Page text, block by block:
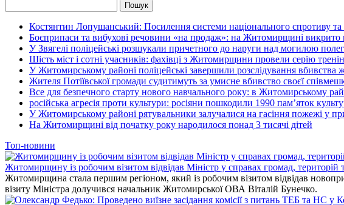
Костянтин Лопушанський: Посилення системи національного спротиву та
Боєприпаси та вибухові речовини «на продаж»: на Житомирщині викрито
У Звягелі поліцейські розшукали причетного до наруги над могилою
Шість міст і сотні учасників: фахівці з Житомирщини провели серію
У Житомирському районі поліцейські завершили розслідування вбивства
Жителя Потіївської громади судитимуть за умисне вбивство своєї
Все для безпечного старту нового навчального року: в Житомирському
російська агресія проти культури: росіяни пошкодили 1990 пам’яток
У Житомирському районі рятувальники залучалися на гасіння пожежі у
На Житомирщині від початку року народилося понад 3 тисячі дітей
Топ-новини
Житомирщину із робочим візитом відвідав Міністр у справах громад, територій
Житомирщина стала першим регіоном, який із робочим візитом відвідав
візиту Міністра долучився начальник Житомирської ОВА Віталій Бунечко.